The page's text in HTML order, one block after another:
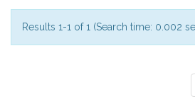
Results 1-1 of 1 (Search time: 0.002